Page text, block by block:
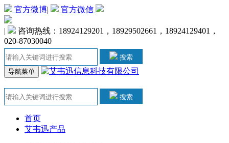
官方微博| 官方微信
|
咨询热线：18924129201，18929502661，18924129401，
020-87030040
搜索
导航菜单
搜索
首页
艾韦迅产品